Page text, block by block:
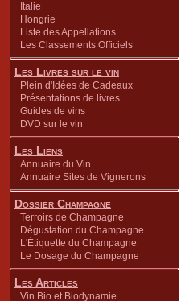
Italie
Hongrie
Liste des Appellations
Les Classements Officiels
Les Livres sur le vin
Plein d'Idées de Cadeaux
Présentations de livres
Guides de vins
DVD sur le vin
Les Liens
Annuaire du Vin
Annuaire Sites de Vignerons
Dossier Champagne
Terroirs de Champagne
Dégustation du Champagne
L'Étiquette du Champagne
Le Dosage du Champagne
Les Articles
Vin Bio et Biodynamie